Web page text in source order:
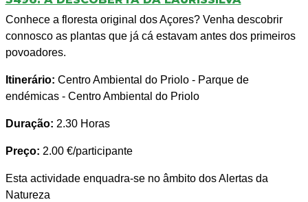
Conhece a floresta original dos Açores? Venha descobrir
connosco as plantas que já cá estavam antes dos primeiros
povoadores.
Itinerário: Centro Ambiental do Priolo - Parque de
endémicas - Centro Ambiental do Priolo
Duração: 2.30 Horas
Preço: 2.00 €/participante
Esta actividade enquadra-se no âmbito dos Alertas da
Natureza